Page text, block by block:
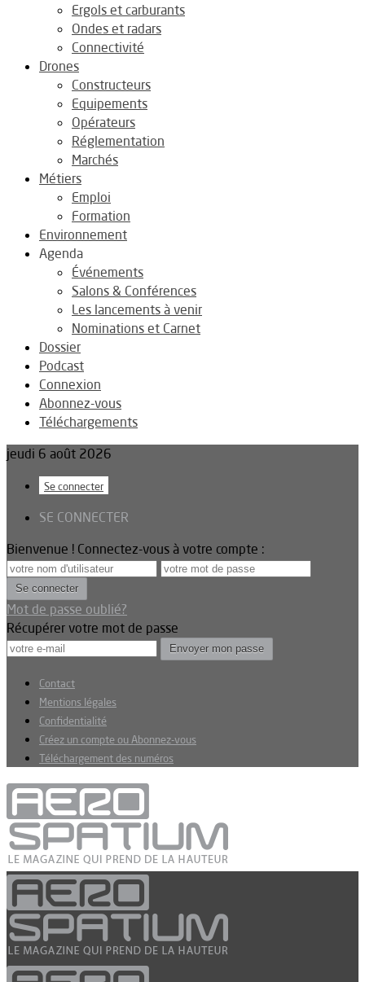
Ergols et carburants
Ondes et radars
Connectivité
Drones
Constructeurs
Equipements
Opérateurs
Réglementation
Marchés
Métiers
Emploi
Formation
Environnement
Agenda
Événements
Salons & Conférences
Les lancements à venir
Nominations et Carnet
Dossier
Podcast
Connexion
Abonnez-vous
Téléchargements
jeudi 6 août 2026
Se connecter
SE CONNECTER
Bienvenue ! Connectez-vous à votre compte :
Mot de passe oublié?
Récupérer votre mot de passe
Contact
Mentions légales
Confidentialité
Créez un compte ou Abonnez-vous
Téléchargement des numéros